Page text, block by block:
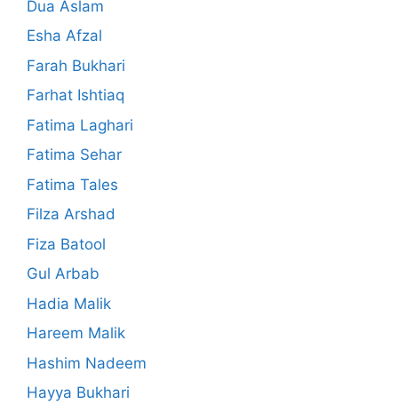
Dua Aslam
Esha Afzal
Farah Bukhari
Farhat Ishtiaq
Fatima Laghari
Fatima Sehar
Fatima Tales
Filza Arshad
Fiza Batool
Gul Arbab
Hadia Malik
Hareem Malik
Hashim Nadeem
Hayya Bukhari